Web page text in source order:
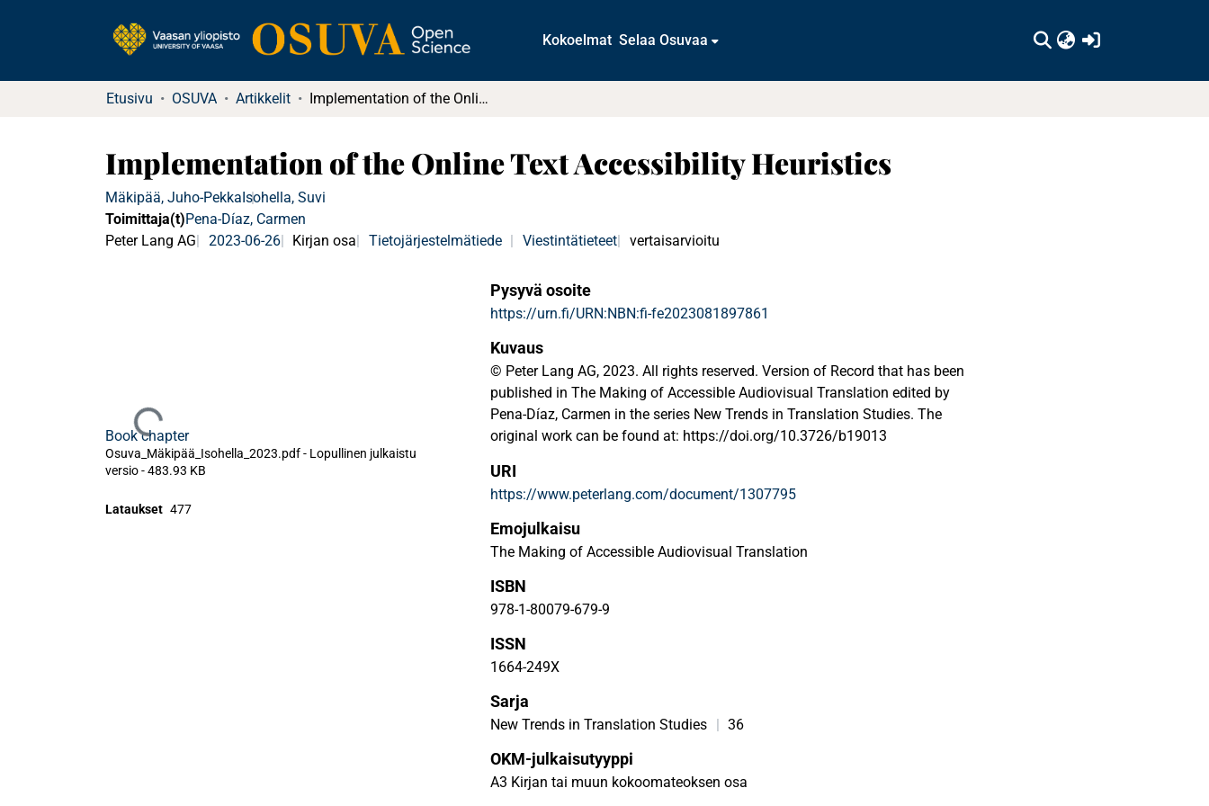
Kokoelmat Selaa Osuvaa
Etusivu OSUVA Artikkelit Implementation of the Online Text Accessibility Heuristics
Implementation of the Online Text Accessibility Heuristics
Mäkipää, Juho-PekkaIsohella, Suvi
Toimittaja(t)Pena-Díaz, Carmen
Peter Lang AG
2023-06-26 Kirjan osa Tietojärjestelmätiede | Viestintätieteet vertaisarvioitu
Ladataan...
Book chapter
Osuva_Mäkipää_Isohella_2023.pdf - Lopullinen julkaistu
versio-483.93 KB
Lataukset 477
Pysyvä osoite
https://urn.fi/URN:NBN:fi-fe2023081897861
Kuvaus
© Peter Lang AG, 2023. All rights reserved. Version of Record that has been
published in The Making of Accessible Audiovisual Translation edited by
Pena-Díaz, Carmen in the series New Trends in Translation Studies. The
original work can be found at: https://doi.org/10.3726/b19013
URI
https://www.peterlang.com/document/1307795
Emojulkaisu
The Making of Accessible Audiovisual Translation
ISBN
978-1-80079-679-9
ISSN
1664-249X
Sarja
New Trends in Translation Studies | 36
OKM-julkaisutyyppi
A3 Kirjan tai muun kokoomateoksen osa